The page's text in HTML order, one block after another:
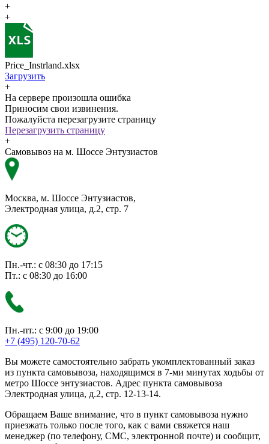
+
+
Price_Instrland.xlsx
Загрузить
+
На сервере произошла ошибка
Приносим свои извинения.
Пожалуйста перезагрузите страницу
Перезагрузить страницу
+
Самовывоз на м. Шоссе Энтузиастов
Москва, м. Шоссе Энтузиастов,
Электродная улица, д.2, стр. 7
Пн.-чт.: с 08:30 до 17:15
Пт.: с 08:30 до 16:00
Пн.-пт.: с 9:00 до 19:00
+7 (495) 120-70-62
Вы можете самостоятельно забрать укомплектованный заказ
из пункта самовывоза, находящимся в 7-ми минутах ходьбы от
метро Шоссе энтузиастов. Адрес пункта самовывоза
Электродная улица, д.2, стр. 12-13-14.
Обращаем Ваше внимание, что в пункт самовывоза нужно
приезжать только после того, как с вами свяжется наш
менеджер (по телефону, СМС, электронной почте) и сообщит,